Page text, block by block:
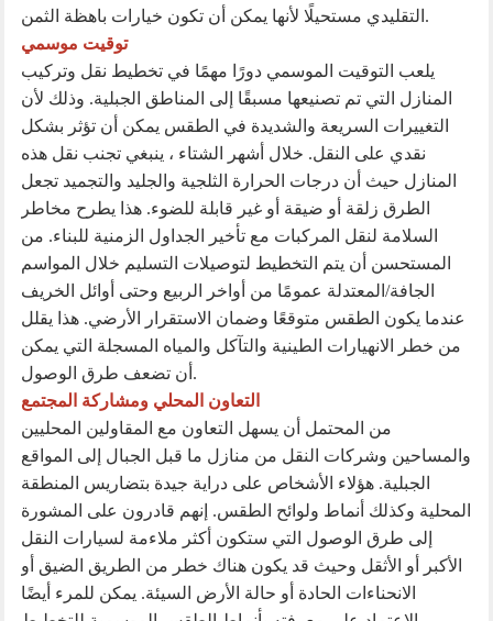
التقليدي مستحيلًا لأنها يمكن أن تكون خيارات باهظة الثمن.
توقيت موسمي
يلعب التوقيت الموسمي دورًا مهمًا في تخطيط نقل وتركيب
المنازل التي تم تصنيعها مسبقًا إلى المناطق الجبلية. وذلك لأن
التغييرات السريعة والشديدة في الطقس يمكن أن تؤثر بشكل
نقدي على النقل. خلال أشهر الشتاء ، ينبغي تجنب نقل هذه
المنازل حيث أن درجات الحرارة الثلجية والجليد والتجميد تجعل
الطرق زلقة أو ضيقة أو غير قابلة للضوء. هذا يطرح مخاطر
السلامة لنقل المركبات مع تأخير الجداول الزمنية للبناء. من
المستحسن أن يتم التخطيط لتوصيلات التسليم خلال المواسم
الجافة/المعتدلة عمومًا من أواخر الربيع وحتى أوائل الخريف
عندما يكون الطقس متوقعًا وضمان الاستقرار الأرضي. هذا يقلل
من خطر الانهيارات الطينية والتآكل والمياه المسجلة التي يمكن
أن تضعف طرق الوصول.
التعاون المحلي ومشاركة المجتمع
من المحتمل أن يسهل التعاون مع المقاولين المحليين
والمساحين وشركات النقل من منازل ما قبل الجبال إلى المواقع
الجبلية. هؤلاء الأشخاص على دراية جيدة بتضاريس المنطقة
المحلية وكذلك أنماط ولوائح الطقس. إنهم قادرون على المشورة
إلى طرق الوصول التي ستكون أكثر ملاءمة لسيارات النقل
الأكبر أو الأثقل وحيث قد يكون هناك خطر من الطريق الضيق أو
الانحناءات الحادة أو حالة الأرض السيئة. يمكن للمرء أيضًا